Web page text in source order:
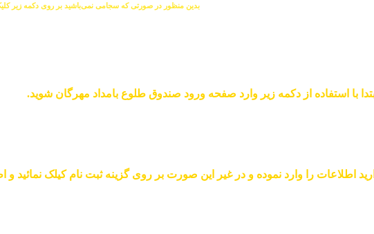
بدین منظور در صورتی که سجامی نمی‌باشید بر روی دکمه زیر
با استفاده از دکمه زیر وارد صفحه ورود صندوق طلوع بامداد مهرگان شوید.
اطلاعات را وارد نموده و در غیر این صورت بر روی گزینه ثبت نام کیلک نمائید و